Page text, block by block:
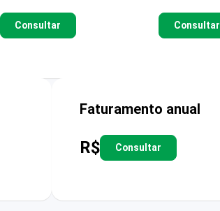
Consultar Consultar
Faturamento anual
R$ Consultar